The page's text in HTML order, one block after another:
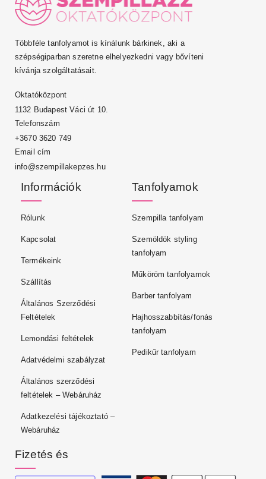
Többféle tanfolyamot is kínálunk bárkinek, aki a
szépségiparban szeretne elhelyezkedni vagy bővíteni
kívánja szolgáltatásait.
Oktatóközpont
1132 Budapest Váci út 10.
Telefonszám
+3670 3620 749
Email cím
info@szempillakepzes.hu
Információk
Rólunk
Kapcsolat
Termékeink
Szállítás
Általános Szerződési
Feltételek
Lemondási feltételek
Adatvédelmi szabályzat
Általános szerződési
feltételek – Webáruház
Adatkezelési tájékoztató –
Webáruház
Tanfolyamok
Szempilla tanfolyam
Szemöldök styling
tanfolyam
Műköröm tanfolyamok
Barber tanfolyam
Hajhosszabbítás/fonás
tanfolyam
Pedikűr tanfolyam
Fizetés és